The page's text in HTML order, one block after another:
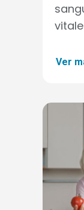
Ver